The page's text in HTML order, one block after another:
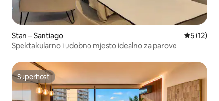
Stan – Santiago Prosječna
5 (12)
Spektakularno i udobno mjesto idealno za parove
Superhost
Superhost